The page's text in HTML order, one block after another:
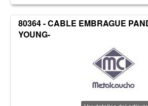
80364 - CABLE EMBRAGUE
YOUNG-